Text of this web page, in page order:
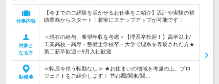
仕事内容
【今までのご経験を活かせるお仕事をご紹介】設計や実験の補
助業務からスタート！着実にステップアップが可能です！
対象と
なる方
＜現在の給与、希望年収を考慮＞【理系卒歓迎！】高卒以上/
工業高校・高専・整備士学校卒・大学で理系を専攻された方★
第二新卒歓迎☆9月入社歓迎
勤務地
≪転居を伴う転勤なし≫ ★お住まいの地域を考慮の上、プロ
ジェクトをご紹介します！ 首都圏/関東/関…